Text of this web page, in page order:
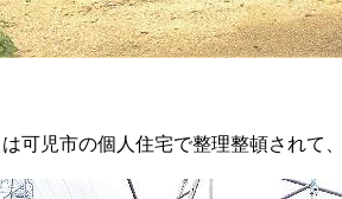
可児市の個人住宅で整理整頓されて